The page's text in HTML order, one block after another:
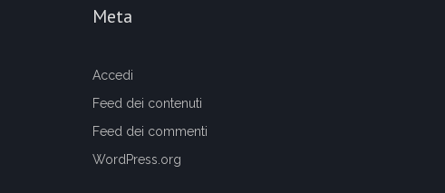
Meta
Accedi
Feed dei contenuti
Feed dei commenti
WordPress.org